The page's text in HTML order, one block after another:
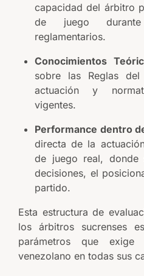
capacidad del árbitro
de juego
reglamentarios.
Conocimientos
sobre las Reglas
actuación y
vigentes.
Performance dentro
directa de la
de juego real,
decisiones, el
partido.
Esta estructura de
los árbitros sucrenses
parámetros que
venezolano en todas sus